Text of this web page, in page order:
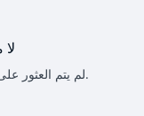
لم يتم العثور على مقالات مطابقة للبحث الذي تم تحديده.